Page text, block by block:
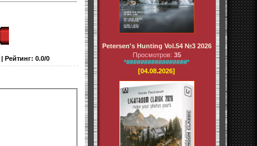
Рейтинг: 0.0/0
Petersen's Hunting Vol.54 №3 2026
Просмотров: 35
*#################*
[04.08.2026]